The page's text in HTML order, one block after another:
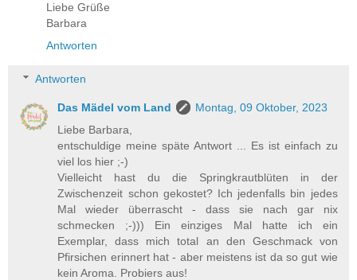
Liebe Grüße
Barbara
Antworten
Antworten
Das Mädel vom Land
Montag, 09 Oktober, 2023
Liebe Barbara,
entschuldige meine späte Antwort ... Es ist einfach zu
viel los hier ;-)
Vielleicht hast du die Springkrautblüten in der
Zwischenzeit schon gekostet? Ich jedenfalls bin jedes
Mal wieder überrascht - dass sie nach gar nix
schmecken ;-))) Ein einziges Mal hatte ich ein
Exemplar, dass mich total an den Geschmack von
Pfirsichen erinnert hat - aber meistens ist da so gut wie
kein Aroma. Probiers aus!